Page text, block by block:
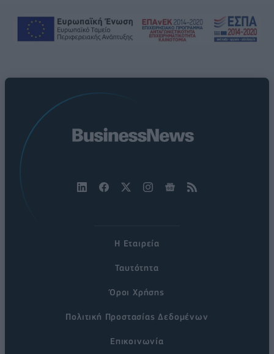
Η Εταιρεία
Ταυτότητα
Όροι Χρήσης
Πολιτική Προστασίας Δεδομένων
Επικοινωνία